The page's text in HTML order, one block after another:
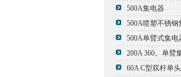
500A集电器
500A喷塑不锈钢
500A单臂式集电
200A 360。单臂
60A C型双杆单